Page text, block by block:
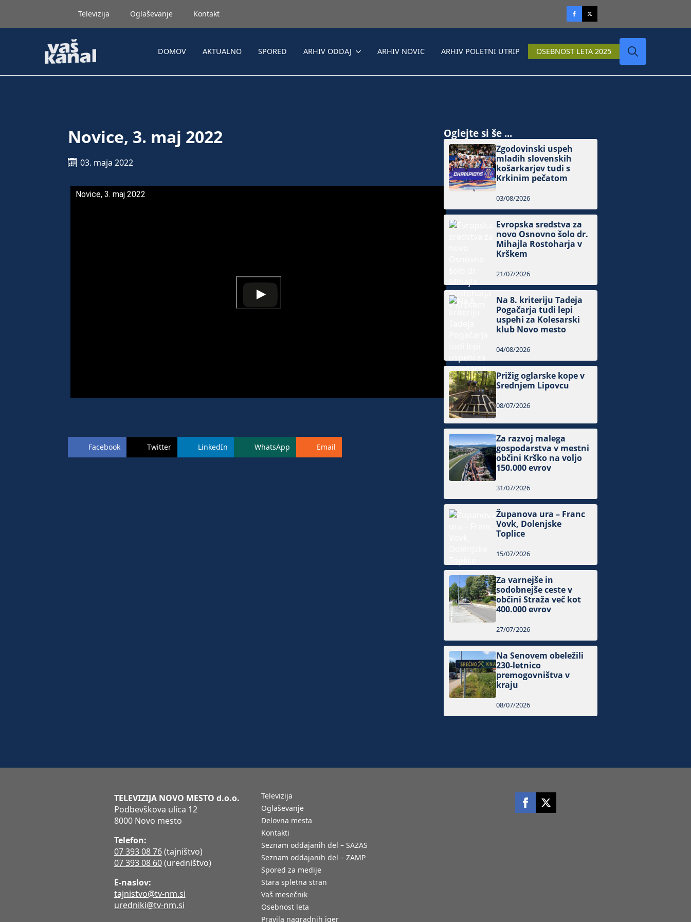
Televizija Oglaševanje Kontakt
DOMOV AKTUALNO SPORED ARHIV ODDAJ ARHIV NOVIC ARHIV POLETNI UTRIP OSEBNOST LETA 2025
Novice, 3. maj 2022
03. maja 2022
Novice, 3. maj 2022
Facebook Twitter LinkedIn WhatsApp Email
Oglejte si še ...
Zgodovinski uspeh
mladih slovenskih
košarkarjev tudi s
Krkinim pečatom
03/08/2026
Evropska sredstva za
novo Osnovno šolo dr.
Mihajla Rostoharja v
Krškem
21/07/2026
Na 8. kriteriju Tadeja
Pogačarja tudi lepi
uspehi za Kolesarski
klub Novo mesto
04/08/2026
Prižig oglarske kope v
Srednjem Lipovcu
08/07/2026
Za razvoj malega
gospodarstva v mestni
občini Krško na voljo
150.000 evrov
31/07/2026
Županova ura – Franc
Vovk, Dolenjske
Toplice
15/07/2026
Za varnejše in
sodobnejše ceste v
občini Straža več kot
400.000 evrov
27/07/2026
Na Senovem obeležili
230-letnico
premogovništva v
kraju
08/07/2026
TELEVIZIJA NOVO MESTO d.o.o.
Podbevškova ulica 12
8000 Novo mesto
Telefon:
07 393 08 76(tajništvo)
07 393 08 60(uredništvo)
E-naslov:
tajnistvo@tv-nm.si
uredniki@tv-nm.si
Televizija
Oglaševanje
Delovna mesta
Kontakti
Seznam oddajanih del – SAZAS
Seznam oddajanih del – ZAMP
Spored za medije
Stara spletna stran
Vaš mesečnik
Osebnost leta
Pravila nagradnih iger